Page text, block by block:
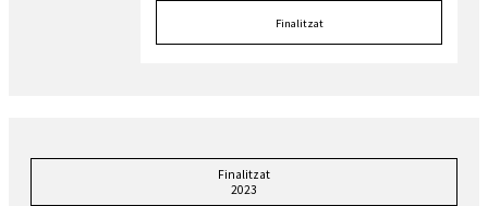
Finalitzat
Finalitzat
2023